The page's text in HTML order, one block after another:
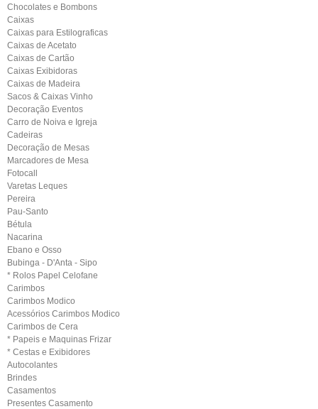
Chocolates e Bombons
Caixas
Caixas para Estilograficas
Caixas de Acetato
Caixas de Cartão
Caixas Exibidoras
Caixas de Madeira
Sacos & Caixas Vinho
Decoração Eventos
Carro de Noiva e Igreja
Cadeiras
Decoração de Mesas
Marcadores de Mesa
Fotocall
Varetas Leques
Pereira
Pau-Santo
Bétula
Nacarina
Ebano e Osso
Bubinga - D'Anta - Sipo
* Rolos Papel Celofane
Carimbos
Carimbos Modico
Acessórios Carimbos Modico
Carimbos de Cera
* Papeis e Maquinas Frizar
* Cestas e Exibidores
Autocolantes
Brindes
Casamentos
Presentes Casamento